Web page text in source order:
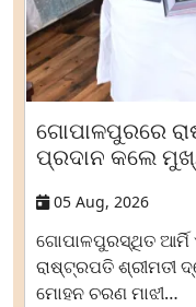
ଗୋପାଳପୁରରେ
ପ୍ରଦାନ କଲେ
05 Aug, 2026
ଗୋପାଳପୁରସ୍ଥିତ ଆର୍ମି
ରାଷ୍ଟ୍ରପତି ଶ୍ରୀମତୀ
ମୋହନ ଚରଣ ମାଝୀ…